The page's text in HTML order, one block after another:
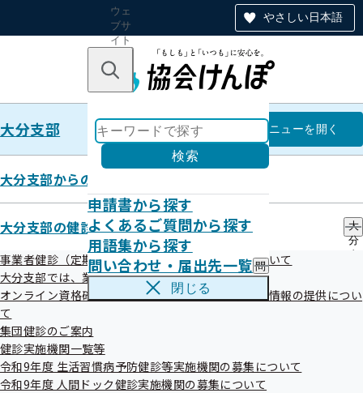
やさしい日本語
ウェ
ブサ
イト
のナ
ン
キーワードで探す
検索
申請書から探す
よくあるご質問から探す
用語集から探す
問い合わせ・届出先一覧 問
い
出
先
閉じる
大分支部 大分支部
メニューを開く
大分支部からのお知らせ
大分支部の健診・保健指導のご案内
大
分
健
事業者健診（定期健康診断）データの提供方法について
大分支部では、業務の一部を外部委託しています
オンライン資格確認等システムによる特定健康診査情報の提供につい
て
集団健診のご案内
健診実施機関一覧等
令和9年度 生活習慣病予防健診等実施機関の募集について
令和9年度 人間ドック健診実施機関の募集について
事務処理誤り
最新5件
掲載日
事案名